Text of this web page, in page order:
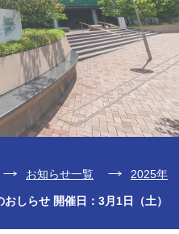
お知らせ一覧 2025年
しらせ 開催日：3月1日（土）